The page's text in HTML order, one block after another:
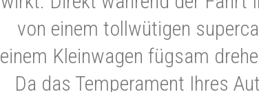
von einem tollwütigen
einem Kleinwagen fügsam
Da das Temperament Ihres